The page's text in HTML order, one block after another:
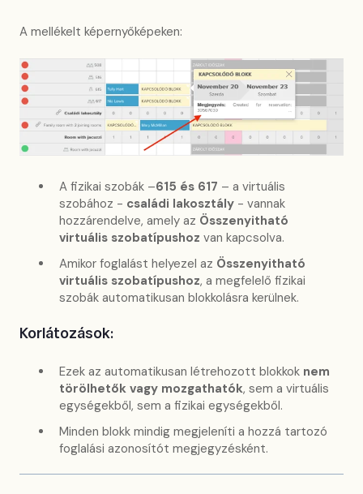
A mellékelt képernyőképeken:
A fizikai szobák –615 és 617 – a virtuális
szobához - családi lakosztály - vannak
hozzárendelve, amely az Összenyitható
virtuális szobatípushoz van kapcsolva.
Amikor foglalást helyezel az Összenyitható
virtuális szobatípushoz, a megfelelő fizikai
szobák automatikusan blokkolásra kerülnek.
Korlátozások:
Ezek az automatikusan létrehozott blokkok nem
törölhetők vagy mozgathatók, sem a virtuális
egységekből, sem a fizikai egységekből.
Minden blokk mindig megjeleníti a hozzá tartozó
foglalási azonosítót megjegyzésként.